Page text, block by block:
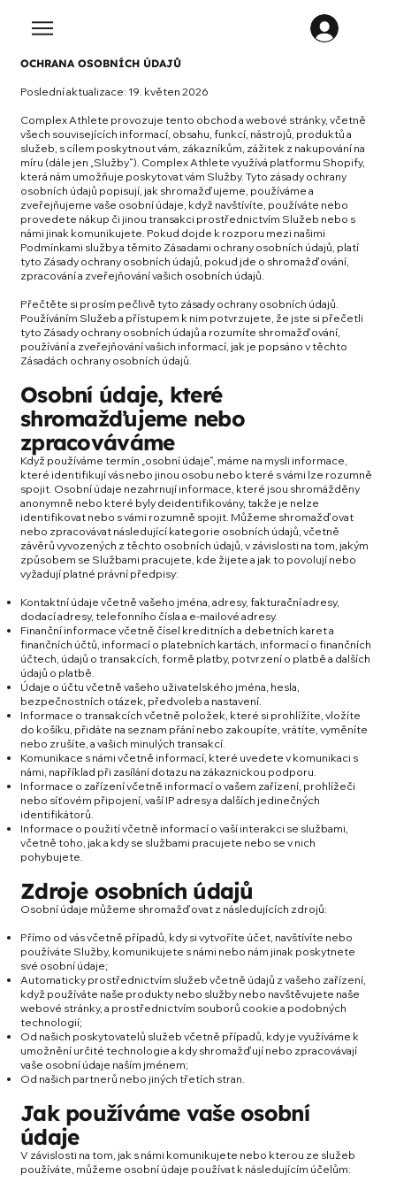
OCHRANA OSOBNÍCH ÚDAJŮ
Poslední aktualizace: 19. květen 2026
Complex Athlete provozuje tento obchod a webové stránky, včetně
všech souvisejících informací, obsahu, funkcí, nástrojů, produktů a
služeb, s cílem poskytnout vám, zákazníkům, zážitek z nakupování na
míru (dále jen „Služby“). Complex Athlete využívá platformu Shopify,
která nám umožňuje poskytovat vám Služby. Tyto zásady ochrany
osobních údajů popisují, jak shromažďujeme, používáme a
zveřejňujeme vaše osobní údaje, když navštívíte, používáte nebo
provedete nákup či jinou transakci prostřednictvím Služeb nebo s
námi jinak komunikujete. Pokud dojde k rozporu mezi našimi
Podmínkami služby a těmito Zásadami ochrany osobních údajů, platí
tyto Zásady ochrany osobních údajů, pokud jde o shromažďování,
zpracování a zveřejňování vašich osobních údajů.
Přečtěte si prosím pečlivě tyto zásady ochrany osobních údajů.
Používáním Služeb a přístupem k nim potvrzujete, že jste si přečetli
tyto Zásady ochrany osobních údajů a rozumíte shromažďování,
používání a zveřejňování vašich informací, jak je popsáno v těchto
Zásadách ochrany osobních údajů.
Osobní údaje, které
shromažďujeme nebo
zpracováváme
Když používáme termín „osobní údaje“, máme na mysli informace,
které identifikují vás nebo jinou osobu nebo které s vámi lze rozumně
spojit. Osobní údaje nezahrnují informace, které jsou shromážděny
anonymně nebo které byly deidentifikovány, takže je nelze
identifikovat nebo s vámi rozumně spojit. Můžeme shromažďovat
nebo zpracovávat následující kategorie osobních údajů, včetně
závěrů vyvozených z těchto osobních údajů, v závislosti na tom, jakým
způsobem se Službami pracujete, kde žijete a jak to povolují nebo
vyžadují platné právní předpisy:
Kontaktní údaje včetně vašeho jména, adresy, fakturační adresy,
dodací adresy, telefonního čísla a e-mailové adresy.
Finanční informace včetně čísel kreditních a debetních karet a
finančních účtů, informací o platebních kartách, informací o finančních
účtech, údajů o transakcích, formě platby, potvrzení o platbě a dalších
údajů o platbě.
Údaje o účtu včetně vašeho uživatelského jména, hesla,
bezpečnostních otázek, předvoleb a nastavení.
Informace o transakcích včetně položek, které si prohlížíte, vložíte
do košíku, přidáte na seznam přání nebo zakoupíte, vrátíte, vyměníte
nebo zrušíte, a vašich minulých transakcí.
Komunikace s námi včetně informací, které uvedete v komunikaci s
námi, například při zasílání dotazu na zákaznickou podporu.
Informace o zařízení včetně informací o vašem zařízení, prohlížeči
nebo síťovém připojení, vaší IP adresy a dalších jedinečných
identifikátorů.
Informace o použití včetně informací o vaší interakci se službami,
včetně toho, jak a kdy se službami pracujete nebo se v nich
pohybujete.
Zdroje osobních údajů
Osobní údaje můžeme shromažďovat z následujících zdrojů:
Přímo od vás včetně případů, kdy si vytvoříte účet, navštívíte nebo
používáte Služby, komunikujete s námi nebo nám jinak poskytnete
své osobní údaje;
Automaticky prostřednictvím služeb včetně údajů z vašeho zařízení,
když používáte naše produkty nebo služby nebo navštěvujete naše
webové stránky, a prostřednictvím souborů cookie a podobných
technologií;
Od našich poskytovatelů služeb včetně případů, kdy je využíváme k
umožnění určité technologie a kdy shromažďují nebo zpracovávají
vaše osobní údaje naším jménem;
Od našich partnerů nebo jiných třetích stran.
Jak používáme vaše osobní
údaje
V závislosti na tom, jak s námi komunikujete nebo kterou ze služeb
používáte, můžeme osobní údaje používat k následujícím účelům: